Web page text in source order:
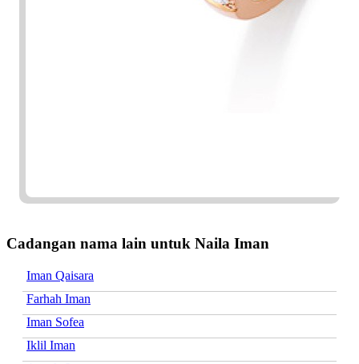
Cadangan nama lain untuk Naila Iman
Iman Qaisara
Farhah Iman
Iman Sofea
Iklil Iman